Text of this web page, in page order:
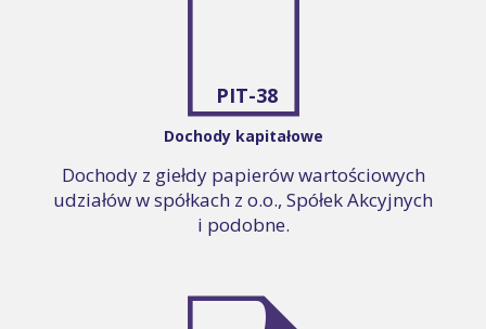
PIT-38
Dochody kapitałowe
Dochody z giełdy papierów wartościowych
udziałów w spółkach z o.o., Spółek Akcyjnych
i podobne.